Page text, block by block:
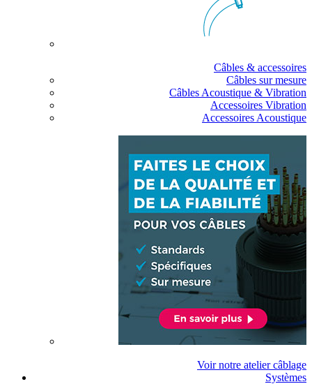
Câbles & accessoires
Câbles sur mesure
Câbles Acoustique & Vibration
Accessoires Vibration
Accessoires Acoustique
Voir notre atelier câblage
Systèmes